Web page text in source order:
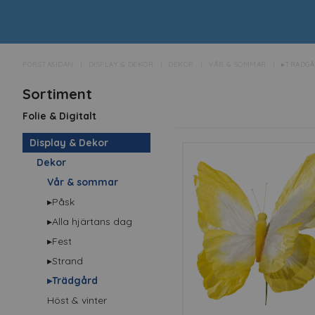
FÖRSTASIDAN DISPLAY & DEKOR VÅR & SOMMAR
Sortiment
Folie & Digitalt
Display & Dekor
Dekor
Vår & sommar
▸Påsk
▸Alla hjärtans dag
▸Fest
▸Strand
▸Trädgård
Höst & vinter